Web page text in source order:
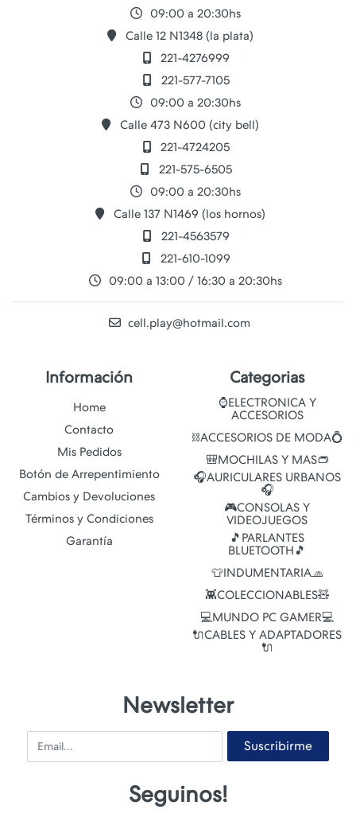
09:00 a 20:30hs
Calle 12 N1348 (la plata)
221-4276999
221-577-7105
09:00 a 20:30hs
Calle 473 N600 (city bell)
221-4724205
221-575-6505
09:00 a 20:30hs
Calle 137 N1469 (los hornos)
221-4563579
221-610-1099
09:00 a 13:00 / 16:30 a 20:30hs
cell.play@hotmail.com
Información
Home
Contacto
Mis Pedidos
Botón de Arrepentimiento
Cambios y Devoluciones
Términos y Condiciones
Garantía
Categorias
⌚ELECTRONICA Y
ACCESORIOS
⛓️ACCESORIOS DE MODA💍
🎒MOCHILAS Y MAS👝
🎧AURICULARES URBANOS
🎧
🎮CONSOLAS Y
VIDEOJUEGOS
🎵PARLANTES
BLUETOOTH🎵
👕INDUMENTARIA🧢
👾COLECCIONABLES🧸
💻MUNDO PC GAMER💻
🔌CABLES Y ADAPTADORES
🔌
Newsletter
Email Suscribirme
Seguinos!